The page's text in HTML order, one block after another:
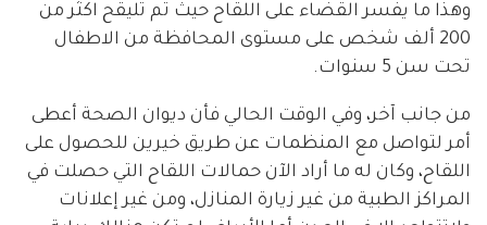
وهذا ما يفسر القضاء على اللقاح حيث تم تليقح اكثر من
200 ألف شخص على مستوى المحافظة من الاطفال
تحت سن 5 سنوات.
من جانب آخر، وفي الوقت الحالي فأن ديوان الصحة أعطى
أمر لتواصل مع المنظمات عن طريق خيرين للحصول على
اللقاح، وكان له ما أراد الآن حمالات اللقاح التي حصلت في
المراكز الطبية من غير زيارة المنازل، ومن غير إعلانات